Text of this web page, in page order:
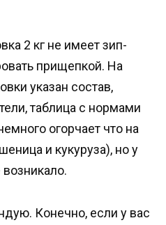
2 кг не имеет зип-
прищепкой. На
указан состав,
таблица с нормами
огорчает что на
и кукуруза), но у
Конечно, если у вас